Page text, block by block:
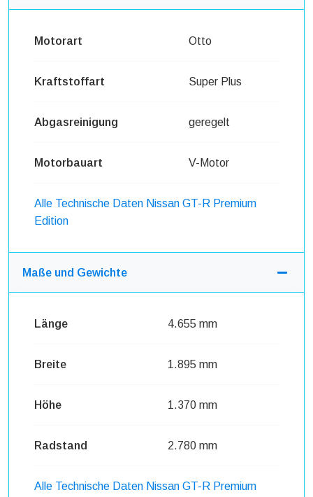
Motorart Otto
Kraftstoffart Super Plus
Abgasreinigung geregelt
Motorbauart V-Motor
Alle Technische Daten Nissan GT-R Premium
Edition
Maße und Gewichte
Länge 4.655 mm
Breite 1.895 mm
Höhe 1.370 mm
Radstand 2.780 mm
Alle Technische Daten Nissan GT-R Premium